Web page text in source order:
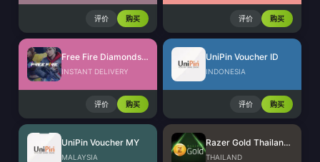
评价 购买 评价 购买
Free Fire Diamonds EU + TR
INSTANT DELIVERY
评价 购买
UniPin Voucher ID
INDONESIA
评价 购买
UniPin Voucher MY
MALAYSIA
Razer Gold Thailand (THB)
THAILAND